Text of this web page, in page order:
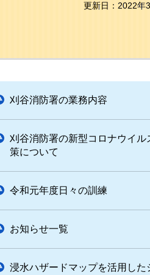
更新日：2022年
刈谷消防署の業務内容
刈谷消防署の新型コロナウイル
策について
令和元年度日々の訓練
お知らせ一覧
浸水ハザードマップを活用した